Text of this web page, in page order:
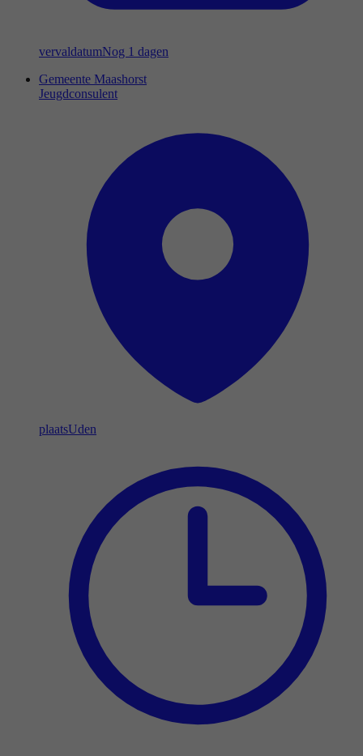
vervaldatumNog 1 dagen
Gemeente Maashorst
Jeugdconsulent
plaatsUden